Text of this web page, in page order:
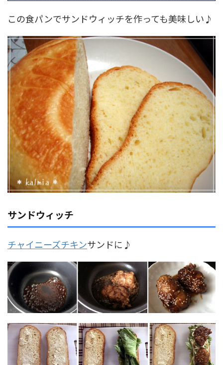
この食パンでサンドウィッチを作っても美味しい♪
サンドウィッチ
チャイニーズチキンサンドに♪